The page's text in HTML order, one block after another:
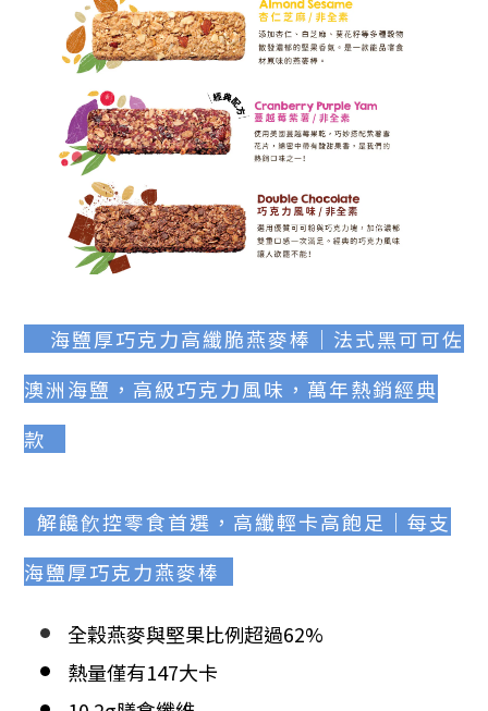
海鹽厚巧克力高纖脆燕麥棒｜法式黑可可佐
澳洲海鹽，高級巧克力風味，萬年熱銷經典
款
解饞飮控零食首選，高纖輕卡高飽足｜每支
海鹽厚巧克力燕麥棒
全穀燕麥與堅果比例超過62%
熱量僅有147大卡